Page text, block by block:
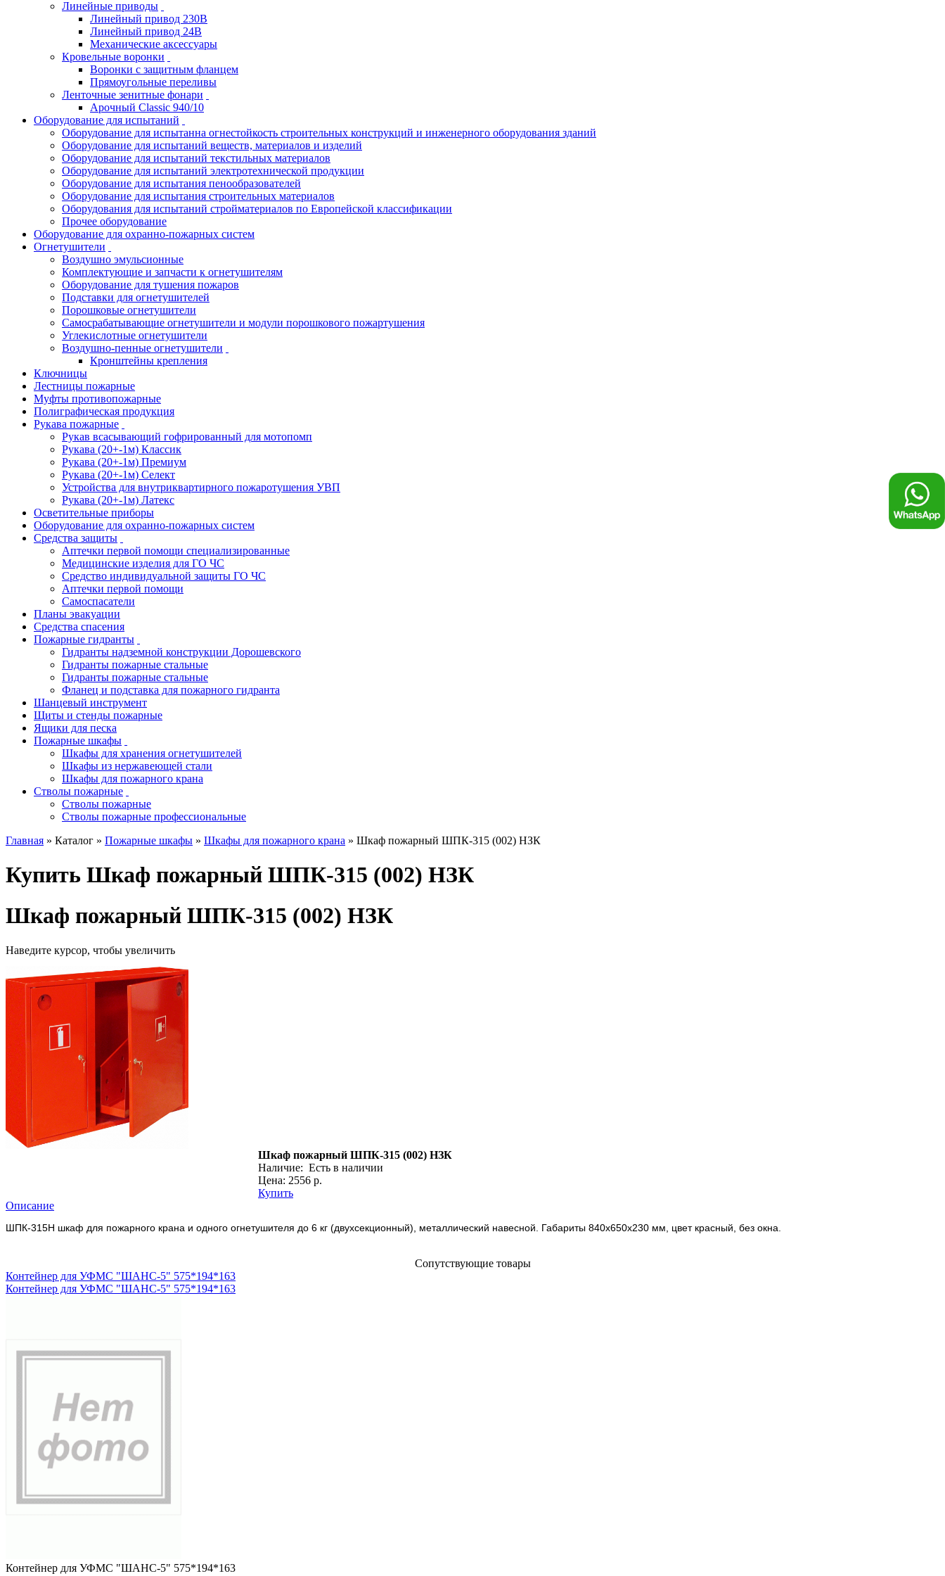
Линейные приводы
Линейный привод 230В
Линейный привод 24В
Механические аксессуары
Кровельные воронки
Воронки с защитным фланцем
Прямоугольные переливы
Ленточные зенитные фонари
Арочный Classic 940/10
Оборудование для испытаний
Оборудование для испытанна огнестойкость строительных конструкций и инженерного оборудования зданий
Оборудование для испытаний веществ, материалов и изделий
Оборудование для испытаний текстильных материалов
Оборудование для испытаний электротехнической продукции
Оборудование для испытания пенообразователей
Оборудование для испытания строительных материалов
Оборудования для испытаний стройматериалов по Европейской классификации
Прочее оборудование
Оборудование для охранно-пожарных систем
Огнетушители
Воздушно эмульсионные
Комплектующие и запчасти к огнетушителям
Оборудование для тушения пожаров
Подставки для огнетушителей
Порошковые огнетушители
Самосрабатывающие огнетушители и модули порошкового пожартушения
Углекислотные огнетушители
Воздушно-пенные огнетушители
Кронштейны крепления
Ключницы
Лестницы пожарные
Муфты противопожарные
Полиграфическая продукция
Рукава пожарные
Рукав всасывающий гофрированный для мотопомп
Рукава (20+-1м) Классик
Рукава (20+-1м) Премиум
Рукава (20+-1м) Селект
Устройства для внутриквартирного пожаротушения УВП
Рукава (20+-1м) Латекс
Осветительные приборы
Оборудование для охранно-пожарных систем
Средства защиты
Аптечки первой помощи специализированные
Медицинские изделия для ГО ЧС
Средство индивидуальной защиты ГО ЧС
Аптечки первой помощи
Самоспасатели
Планы эвакуации
Средства спасения
Пожарные гидранты
Гидранты надземной конструкции Дорошевского
Гидранты пожарные стальные
Гидранты пожарные стальные
Фланец и подставка для пожарного гидранта
Шанцевый инструмент
Щиты и стенды пожарные
Ящики для песка
Пожарные шкафы
Шкафы для хранения огнетушителей
Шкафы из нержавеющей стали
Шкафы для пожарного крана
Стволы пожарные
Стволы пожарные
Стволы пожарные профессиональные
Главная » Каталог » Пожарные шкафы » Шкафы для пожарного крана » Шкаф пожарный ШПК-315 (002) НЗК
Купить Шкаф пожарный ШПК-315 (002) НЗК
Шкаф пожарный ШПК-315 (002) НЗК
Наведите курсор, чтобы увеличить
Шкаф пожарный ШПК-315 (002) НЗК
Наличие: Есть в наличии
Цена: 2556 р.
Купить
Описание
ШПК-315Н шкаф для пожарного крана и одного огнетушителя до 6 кг (двухсекционный), металлический навесной. Габариты 840х650х230 мм, цвет красный, без окна.
Сопутствующие товары
Контейнер для УФМС "ШАНС-5" 575*194*163
Контейнер для УФМС "ШАНС-5" 575*194*163
Контейнер для УФМС "ШАНС-5" 575*194*163